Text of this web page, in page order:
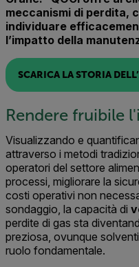
meccanismi di perdita,
individuare
l’impatto della
SCARICA LA STORIA
Rendere fruibile
Visualizzando e
attraverso i metodi
operatori del settore
processi, migliorare la
costi operativi non
sondaggio, la capacità di
perdite di gas sta
preziosa, ovunque
ruolo fondamentale.